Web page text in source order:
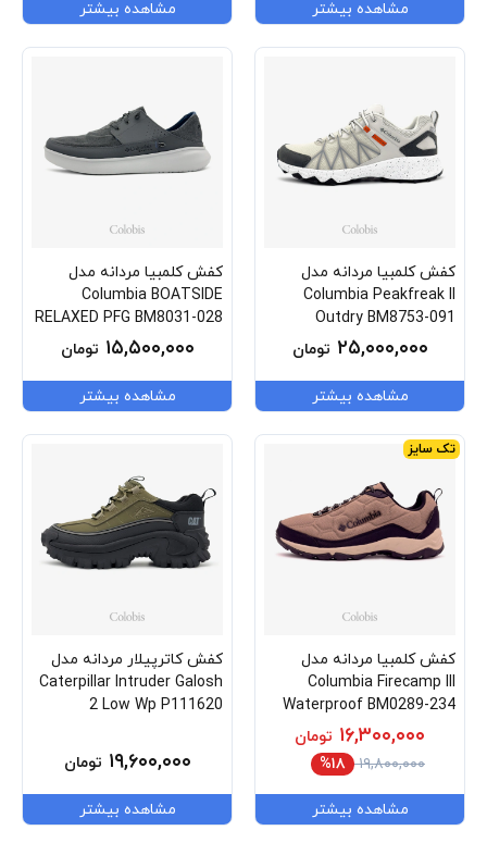
مشاهده بیشتر مشاهده بیشتر
کفش کلمبیا مردانه مدل
Columbia Peakfreak II
Outdry BM8753-091
۲۵,۰۰۰,۰۰۰ تومان
مشاهده بیشتر
کفش کلمبیا مردانه مدل
Columbia BOATSIDE
RELAXED PFG BM8031-028
۱۵,۵۰۰,۰۰۰ تومان
مشاهده بیشتر
تک سایز
کفش کلمبیا مردانه مدل
Columbia Firecamp III
Waterproof BM0289-234
۱۶,۳۰۰,۰۰۰ تومان
۱۹,۸۰۰,۰۰۰
%۱۸
مشاهده بیشتر
کفش کاترپیلار مردانه مدل
Caterpillar Intruder Galosh
2 Low Wp P111620
۱۹,۶۰۰,۰۰۰ تومان
مشاهده بیشتر